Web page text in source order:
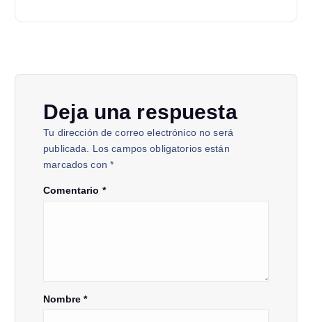
Deja una respuesta
Tu dirección de correo electrónico no será
publicada.
Los campos obligatorios están
marcados con *
Comentario *
Nombre*